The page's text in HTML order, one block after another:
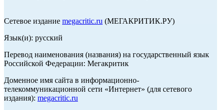
Сетевое издание megacritic.ru (МЕГАКРИТИК.РУ)
Язык(и): русский
Перевод наименования (названия) на государственный язык
Российской Федерации: Мегакритик
Доменное имя сайта в информационно-
телекоммуникационной сети «Интернет» (для сетевого
издания): megacritic.ru